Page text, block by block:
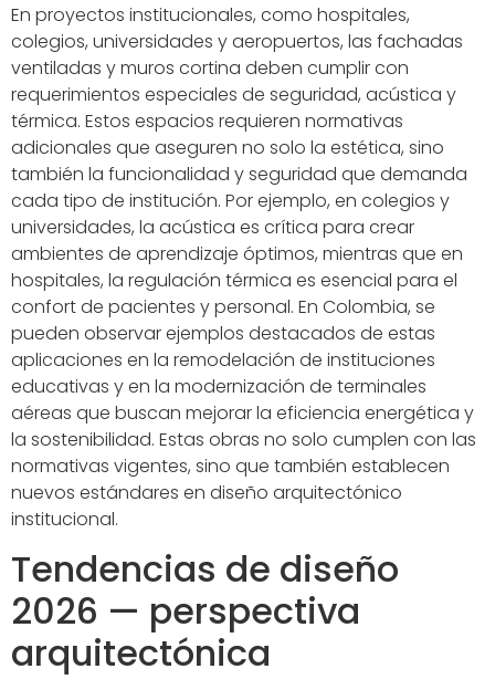
En proyectos institucionales, como hospitales,
colegios, universidades y aeropuertos, las fachadas
ventiladas y muros cortina deben cumplir con
requerimientos especiales de seguridad, acústica y
térmica. Estos espacios requieren normativas
adicionales que aseguren no solo la estética, sino
también la funcionalidad y seguridad que demanda
cada tipo de institución. Por ejemplo, en colegios y
universidades, la acústica es crítica para crear
ambientes de aprendizaje óptimos, mientras que en
hospitales, la regulación térmica es esencial para el
confort de pacientes y personal. En Colombia, se
pueden observar ejemplos destacados de estas
aplicaciones en la remodelación de instituciones
educativas y en la modernización de terminales
aéreas que buscan mejorar la eficiencia energética y
la sostenibilidad. Estas obras no solo cumplen con las
normativas vigentes, sino que también establecen
nuevos estándares en diseño arquitectónico
institucional.
Tendencias de diseño
2026 — perspectiva
arquitectónica